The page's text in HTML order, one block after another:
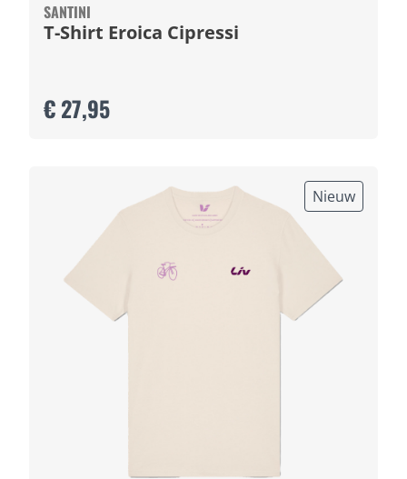
SANTINI
T-Shirt Eroica Cipressi
€ 27,95
Nieuw